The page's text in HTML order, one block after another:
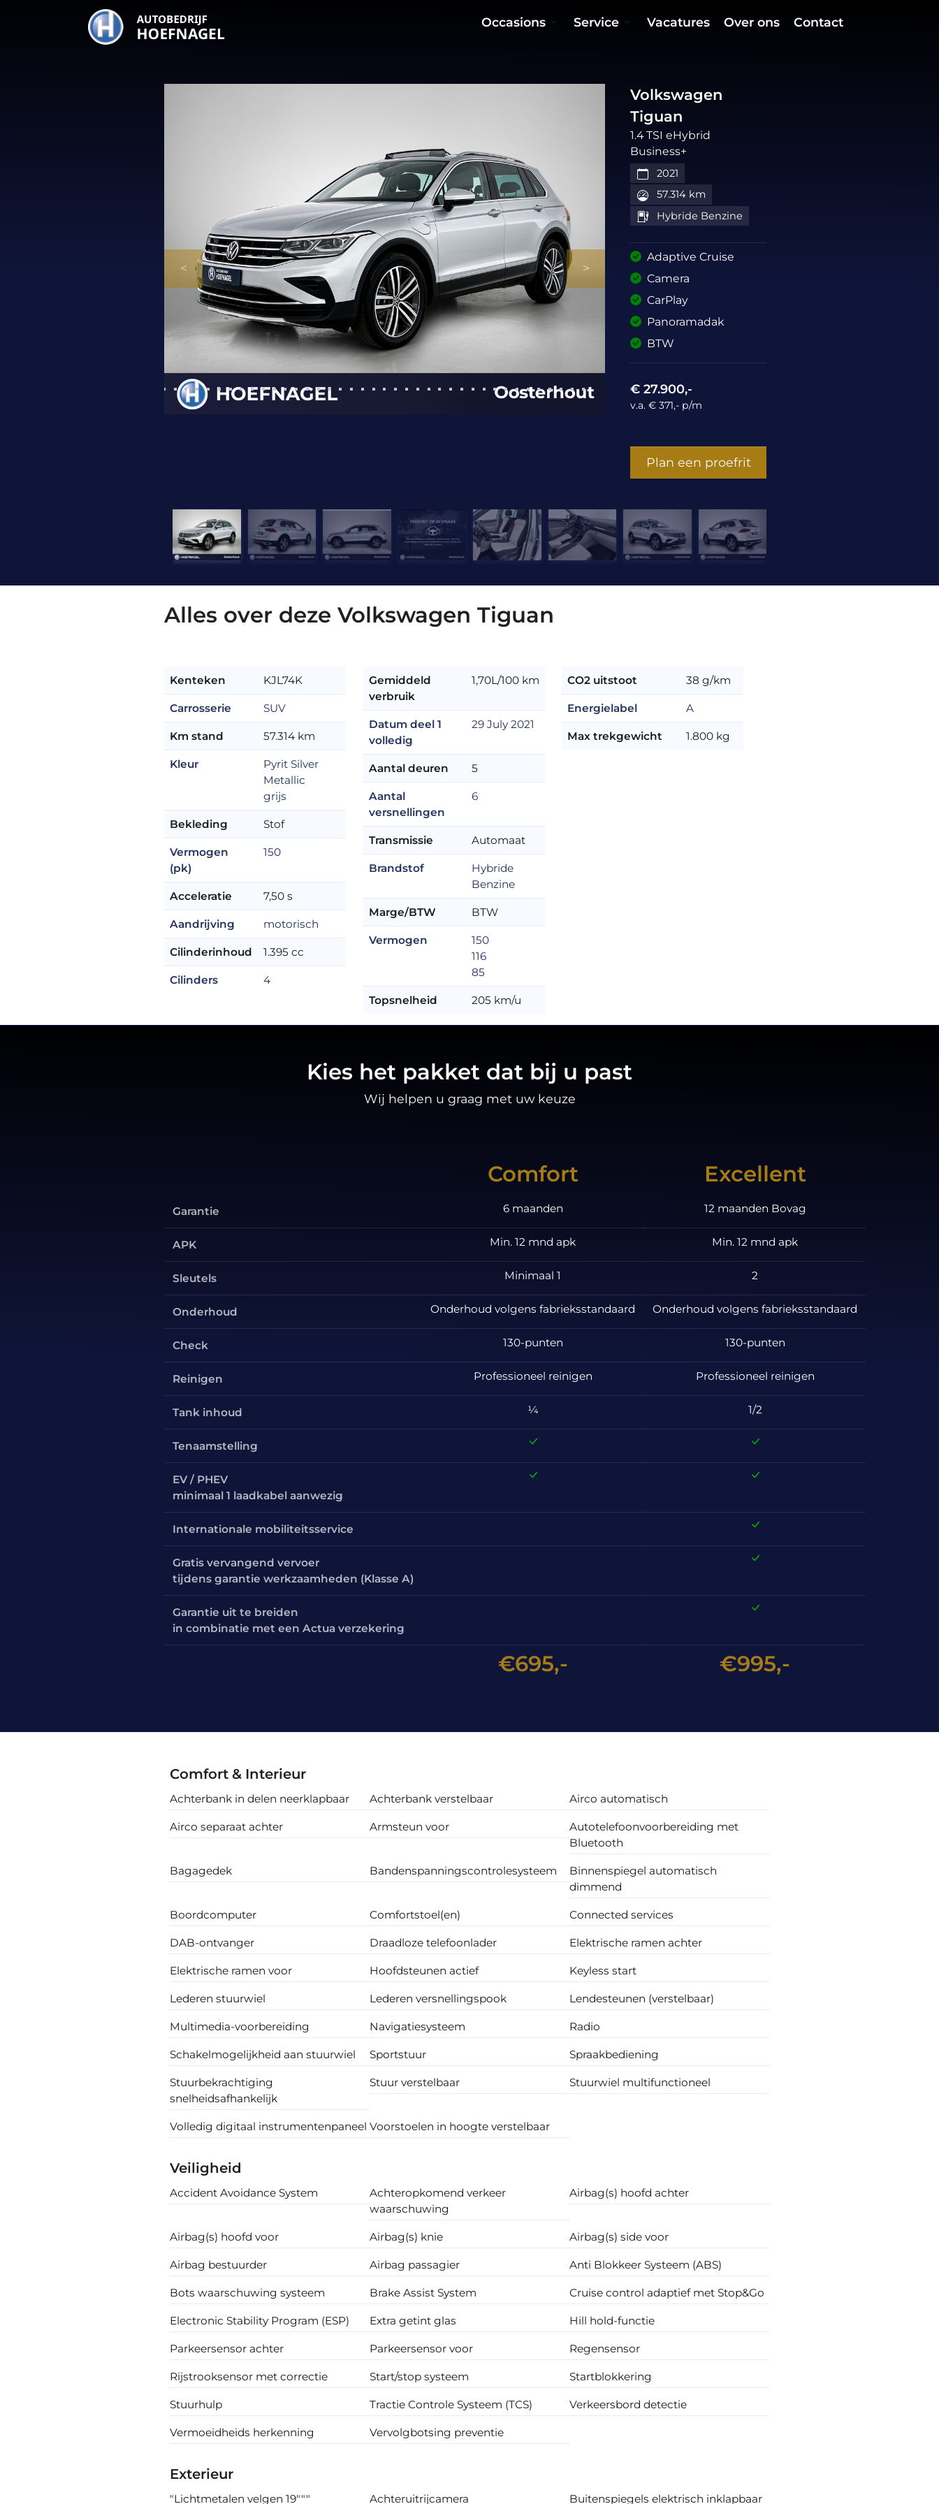
Occasions Service Vacatures Over ons Contact
Volkswagen
Tiguan
1.4 TSI eHybrid
Business+
2021
57.314 km
Hybride Benzine
Adaptive Cruise
Camera
CarPlay
Panoramadak
BTW
€ 27.900,-
v.a. € 371,- p/m
Plan een proefrit
Alles over deze Volkswagen Tiguan
Kenteken KJL74K
Carrosserie SUV
Km stand 57.314 km
Kleur
Pyrit Silver
Metallic
grijs
Bekleding Stof
Vermogen
(pk)
150
Acceleratie 7,50 s
Aandrijving motorisch
Cilinderinhoud 1.395 cc
Cilinders 4
Gemiddeld
verbruik
1,70L/100 km
Datum deel 1
volledig
29 July 2021
Aantal deuren 5
Aantal
versnellingen
6
Transmissie Automaat
Brandstof
Hybride
Benzine
Marge/BTW BTW
Vermogen
150
116
85
Topsnelheid 205 km/u
CO2 uitstoot 38 g/km
Energielabel A
Max trekgewicht 1.800 kg
Kies het pakket dat bij u past
Wij helpen u graag met uw keuze
Comfort Excellent
Garantie 6 maanden 12 maanden Bovag
APK Min. 12 mnd apk Min. 12 mnd apk
Sleutels Minimaal 1 2
Onderhoud Onderhoud volgens fabrieksstandaard Onderhoud volgens fabrieksstandaard
Check 130-punten 130-punten
Reinigen Professioneel reinigen Professioneel reinigen
Tank inhoud ¼ 1/2
Tenaamstelling
EV / PHEV
minimaal 1 laadkabel aanwezig
Internationale mobiliteitsservice
Gratis vervangend vervoer
tijdens garantie werkzaamheden (Klasse A)
Garantie uit te breiden
in combinatie met een Actua verzekering
€695,- €995,-
Comfort & Interieur
Achterbank in delen neerklapbaar Achterbank verstelbaar Airco automatisch
Airco separaat achter Armsteun voor
Autotelefoonvoorbereiding met
Bluetooth
Bagagedek Bandenspanningscontrolesysteem
Binnenspiegel automatisch
dimmend
Boordcomputer Comfortstoel(en) Connected services
DAB-ontvanger Draadloze telefoonlader Elektrische ramen achter
Elektrische ramen voor Hoofdsteunen actief Keyless start
Lederen stuurwiel Lederen versnellingspook Lendesteunen (verstelbaar)
Multimedia-voorbereiding Navigatiesysteem Radio
Schakelmogelijkheid aan stuurwiel Sportstuur Spraakbediening
Stuurbekrachtiging
snelheidsafhankelijk
Stuur verstelbaar Stuurwiel multifunctioneel
Volledig digitaal instrumentenpaneel Voorstoelen in hoogte verstelbaar
Veiligheid
Accident Avoidance System
Achteropkomend verkeer
waarschuwing
Airbag(s) hoofd achter
Airbag(s) hoofd voor Airbag(s) knie Airbag(s) side voor
Airbag bestuurder Airbag passagier Anti Blokkeer Systeem (ABS)
Bots waarschuwing systeem Brake Assist System Cruise control adaptief met Stop&Go
Electronic Stability Program (ESP) Extra getint glas Hill hold-functie
Parkeersensor achter Parkeersensor voor Regensensor
Rijstrooksensor met correctie Start/stop systeem Startblokkering
Stuurhulp Tractie Controle Systeem (TCS) Verkeersbord detectie
Vermoeidheids herkenning Vervolgbotsing preventie
Exterieur
"Lichtmetalen velgen 19""" Achteruitrijcamera Buitenspiegels elektrisch inklapbaar